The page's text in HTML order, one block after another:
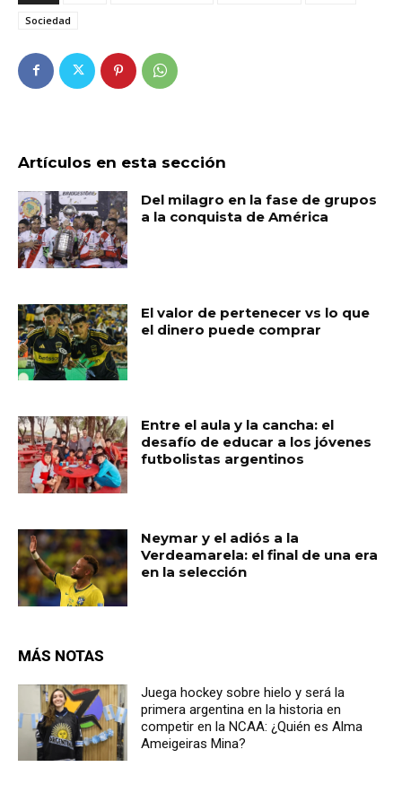
Sociedad
Artículos en esta sección
Del milagro en la fase de grupos
a la conquista de América
El valor de pertenecer vs lo que
el dinero puede comprar
Entre el aula y la cancha: el
desafío de educar a los jóvenes
futbolistas argentinos
Neymar y el adiós a la
Verdeamarela: el final de una era
en la selección
MÁS NOTAS
Juega hockey sobre hielo y será la
primera argentina en la historia en
competir en la NCAA: ¿Quién es Alma
Ameigeiras Mina?